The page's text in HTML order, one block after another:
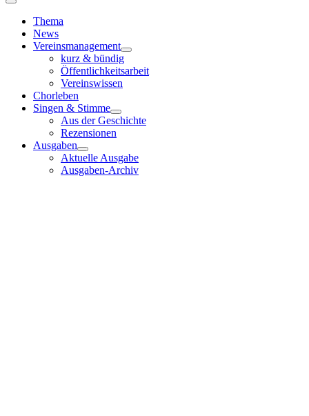
Toggle
NavigationThema
News
Vereinsmanagement
kurz & bündig
Öffentlichkeitsarbeit
Vereinswissen
Chorleben
Singen & Stimme
Aus der Geschichte
Rezensionen
Ausgaben
Aktuelle Ausgabe
Ausgaben-Archiv